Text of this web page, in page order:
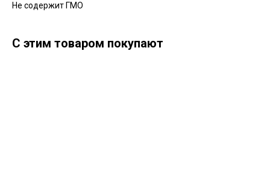
Не содержит ГМО
С этим товаром покупают